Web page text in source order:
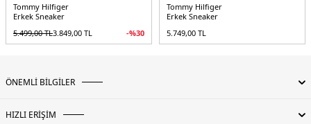
Tommy Hilfiger
Erkek Sneaker
5.499,00TL3.849,00 TL -%30
Tommy Hilfiger
Erkek Sneaker
5.749,00 TL
ÖNEMLİ BİLGİLER
HIZLI ERİŞİM